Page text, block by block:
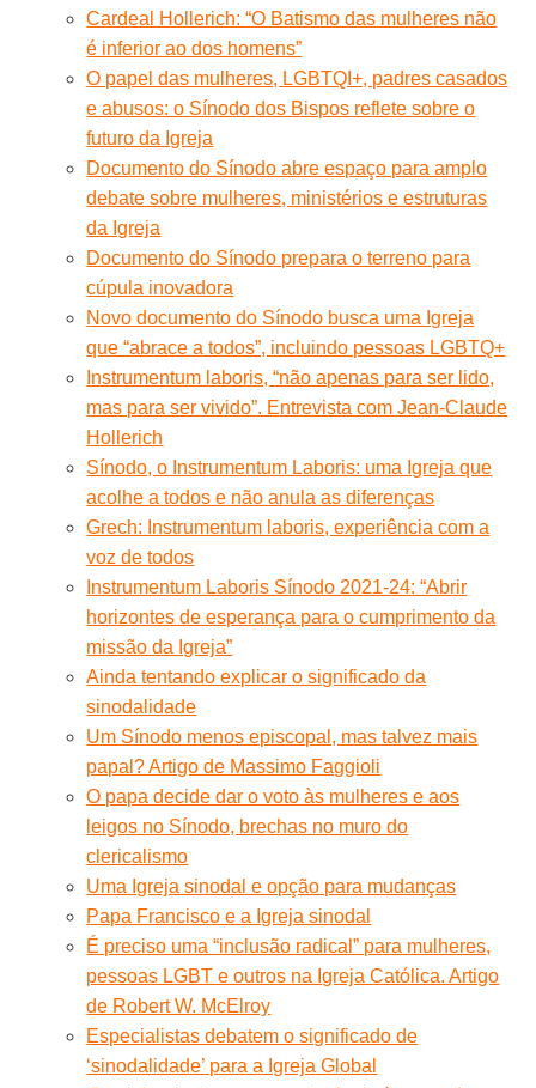
Cardeal Hollerich: “O Batismo das mulheres não
é inferior ao dos homens”
O papel das mulheres, LGBTQI+, padres casados
e abusos: o Sínodo dos Bispos reflete sobre o
futuro da Igreja
Documento do Sínodo abre espaço para amplo
debate sobre mulheres, ministérios e estruturas
da Igreja
Documento do Sínodo prepara o terreno para
cúpula inovadora
Novo documento do Sínodo busca uma Igreja
que “abrace a todos”, incluindo pessoas LGBTQ+
Instrumentum laboris, “não apenas para ser lido,
mas para ser vivido”. Entrevista com Jean-Claude
Hollerich
Sínodo, o Instrumentum Laboris: uma Igreja que
acolhe a todos e não anula as diferenças
Grech: Instrumentum laboris, experiência com a
voz de todos
Instrumentum Laboris Sínodo 2021-24: “Abrir
horizontes de esperança para o cumprimento da
missão da Igreja”
Ainda tentando explicar o significado da
sinodalidade
Um Sínodo menos episcopal, mas talvez mais
papal? Artigo de Massimo Faggioli
O papa decide dar o voto às mulheres e aos
leigos no Sínodo, brechas no muro do
clericalismo
Uma Igreja sinodal e opção para mudanças
Papa Francisco e a Igreja sinodal
É preciso uma “inclusão radical” para mulheres,
pessoas LGBT e outros na Igreja Católica. Artigo
de Robert W. McElroy
Especialistas debatem o significado de
‘sinodalidade’ para a Igreja Global